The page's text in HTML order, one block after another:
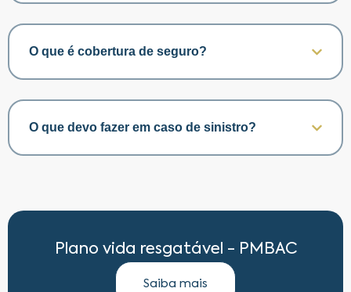
O que é cobertura de seguro?
O que devo fazer em caso de sinistro?
Plano vida resgatável - PMBAC
Saiba mais